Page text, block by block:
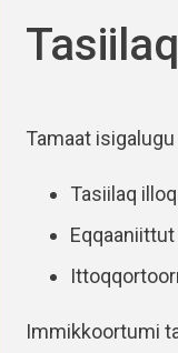
Tamaat
Tasiilaq
Immikkoortumi